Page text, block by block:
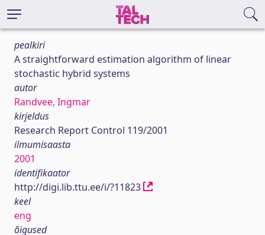
pealkiri
A straightforward estimation algorithm of linear
stochastic hybrid systems
autor
Randvee, Ingmar
kirjeldus
Research Report Control 119/2001
ilmumisaasta
2001
identifikaator
http://digi.lib.ttu.ee/i/?11823
keel
eng
õigused